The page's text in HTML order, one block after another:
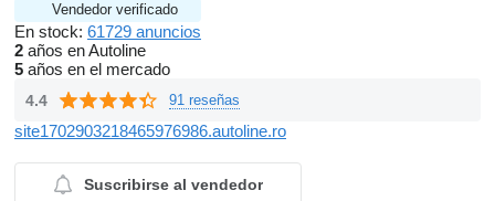
Vendedor verificado
En stock: 61729 anuncios
2 años en Autoline
5 años en el mercado
4.4 91 reseñas
site1702903218465976986.autoline.ro
Suscribirse al vendedor